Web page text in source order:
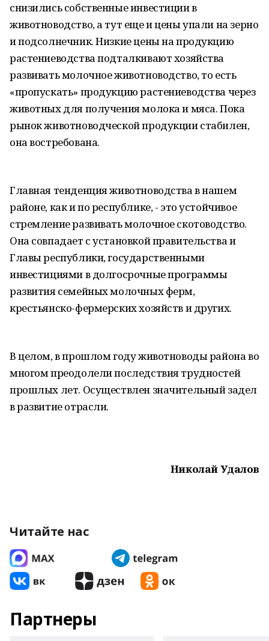
снизились собственные инвестиции в
животноводство, а тут еще и цены упали на зерно
и подсолнечник. Низкие цены на продукцию
растениеводства подталкивают хозяйства
развивать молочное животноводство, то есть
«пропускать» продукцию растениеводства через
животных для получения молока и мяса. Пока
рынок животноводческой продукции стабилен,
она востребована.
Главная тенденция животноводства в нашем
районе, как и по республике, - это устойчивое
стремление развивать молочное скотоводство.
Она совпадает с установкой правительства и
Главы республики, государственными
инвестициями в долгосрочные программы
развития семейных молочных ферм,
крестьянско-фермерских хозяйств и других.
В целом, в прошлом году животноводы района во
многом преодолели последствия трудностей
прошлых лет. Осуществлен значительный задел
в развитие отрасли.
Николай Удалов
Читайте нас
Партнеры